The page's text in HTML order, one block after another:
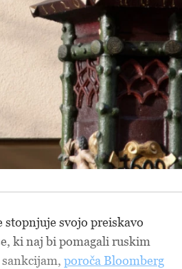
svojo preiskavo
ki naj bi pomagali ruskim
poroča Bloomberg